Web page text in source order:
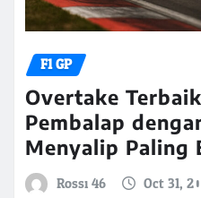
F1 GP
Overtake
Pembalap
Menyalip Paling
Rossi 46 Oct 31,